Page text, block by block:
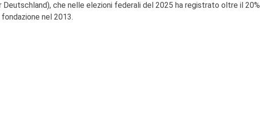
che nelle elezioni federali del 2025 ha registrato oltre il 20%
nel 2013.